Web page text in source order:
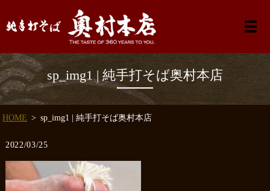
sp_img1 | 純手打そば奥村本店
HOME sp_img1 | 純手打そば奥村本店
2022/03/25